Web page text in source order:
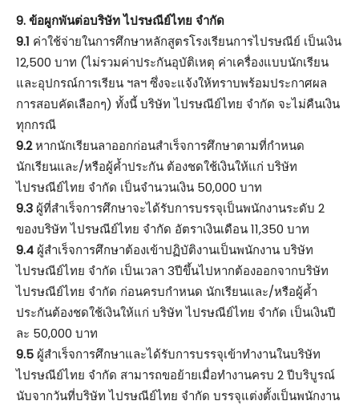
9. ข้อผูกพันต่อบริษัท ไปรษณีย์ไทย จำกัด
9.1 ค่าใช้จ่ายในการศึกษาหลักสูตรโรงเรียนการไปรษณีย์ เป็นเงิน
12,500 บาท (ไม่รวมค่าประกันอุบัติเหตุ ค่าเครื่องแบบนักเรียน
และอุปกรณ์การเรียน ฯลฯ ซึ่งจะแจ้งให้ทราบพร้อมประกาศผล
การสอบคัดเลือกๆ) ทั้งนี้ บริษัท ไปรษณีย์ไทย จำกัด จะไม่คืนเงิน
ทุกกรณี
9.2หากนักเรียนลาออกก่อนสำเร็จการศึกษาตามที่กำหนด
นักเรียนและ/หรือผู้ค้ำประกัน ต้องชดใช้เงินให้แก่ บริษัท
ไปรษณีย์ไทย จำกัด เป็นจำนวนเงิน 50,000 บาท
9.3 ผู้ที่สำเร็จการศึกษาจะได้รับการบรรจุเป็นพนักงานระดับ 2
ของบริษัท ไปรษณีย์ไทย จำกัด อัตราเงินเดือน 11,350 บาท
9.4 ผู้สำเร็จการศึกษาต้องเข้าปฏิบัติงานเป็นพนักงาน บริษัท
ไปรษณีย์ไทย จำกัด เป็นเวลา 3ปีขึ้นไปหากต้องออกจากบริษัท
ไปรษณีย์ไทย จำกัด ก่อนครบกำหนด นักเรียนและ/หรือผู้ค้ำ
ประกันต้องชดใช้เงินให้แก่ บริษัท ไปรษณีย์ไทย จำกัด เป็นเงินปี
ละ 50,000 บาท
9.5 ผู้สำเร็จการศึกษาและได้รับการบรรจุเข้าทำงานในบริษัท
ไปรษณีย์ไทย จำกัด สามารถขอย้ายเมื่อทำงานครบ 2 ปีบริบูรณ์
นับจากวันที่บริษัท ไปรษณีย์ไทย จำกัด บรรจุแต่งตั้งเป็นพนักงาน